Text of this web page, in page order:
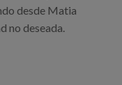
desde Matia
no deseada.